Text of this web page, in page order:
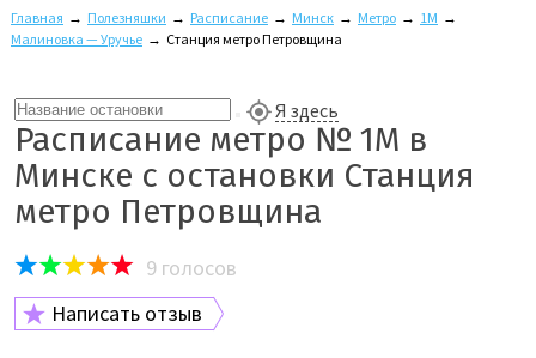
Главная → Полезняшки → Расписание → Минск → Метро → 1M →
Малиновка — Уручье → Станция метро Петровщина
Я здесь
Расписание метро № 1M в
Минске с остановки Станция
метро Петровщина
9 голосов
Написать отзыв